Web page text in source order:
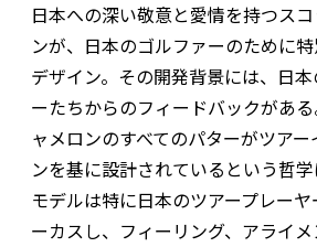
日本への深い敬意と愛情を持つス
ンが、日本のゴルファーのために
デザイン。その開発背景には、日
ーたちからのフィードバックがあ
ャメロンのすべてのパターがツア
ンを基に設計されているという哲
モデルは特に日本のツアープレー
ーカスし、フィーリング、アライ